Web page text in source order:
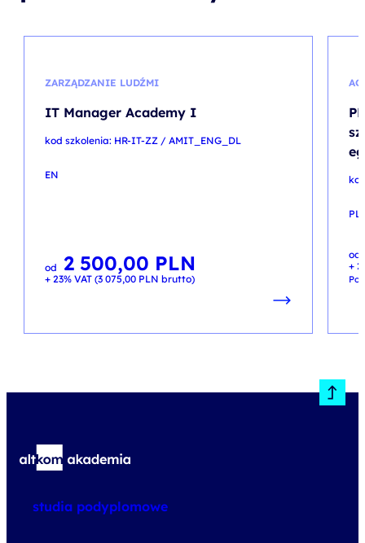
ZARZĄDZANIE LUDŹMI
IT Manager Academy I
kod szkolenia: HR-IT-ZZ / AMIT_ENG_DL
EN
od 2 500,00 PLN
+ 23% VAT (3 075,00 PLN brutto)
PL
od
3
3
+
studia podyplomowe